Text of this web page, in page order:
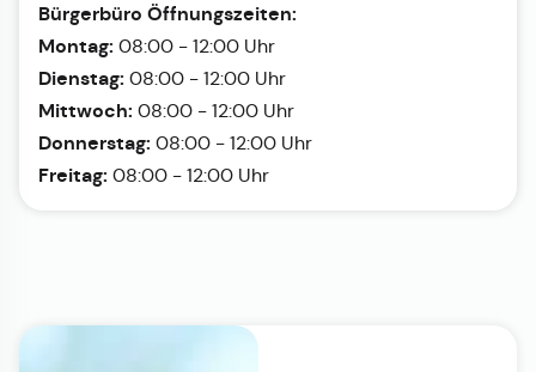
Bürgerbüro Öffnungszeiten:
Montag: 08:00 - 12:00 Uhr
Dienstag: 08:00 - 12:00 Uhr
Mittwoch: 08:00 - 12:00 Uhr
Donnerstag: 08:00 - 12:00 Uhr
Freitag: 08:00 - 12:00 Uhr